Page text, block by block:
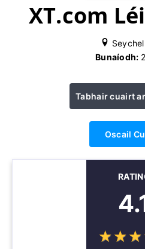
XT.com
Bunaíodh:
Tabhair cuairt
Oscail
☆☆☆
★★★